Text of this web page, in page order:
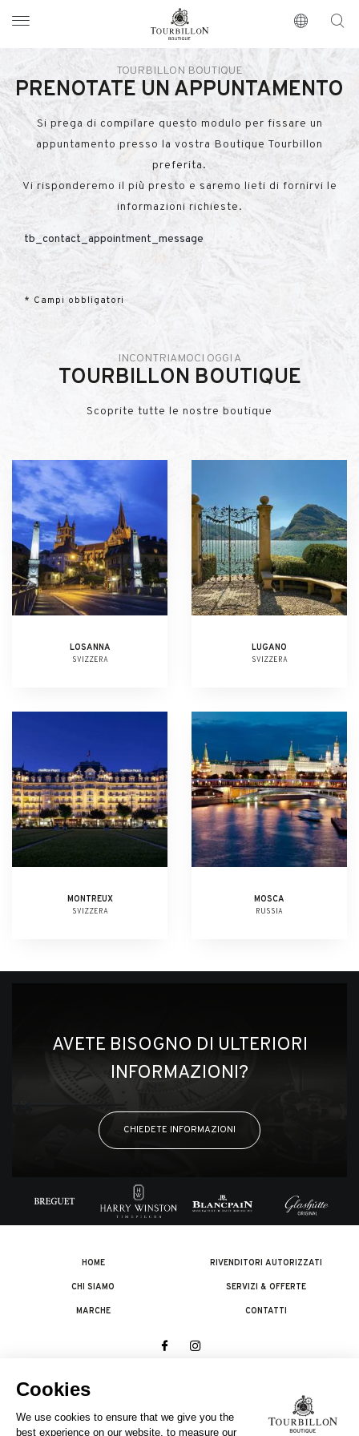
https://www.tourbillon.com/it
TOURBILLON BOUTIQUE
PRENOTATE UN APPUNTAMENTO
Si prega di compilare questo modulo per fissare un
appuntamento presso la vostra Boutique Tourbillon
preferita.
Vi risponderemo il più presto e saremo lieti di fornirvi le
informazioni richieste.
tb_contact_appointment_message
* Campi obbligatori
INCONTRIAMOCI OGGI A
TOURBILLON BOUTIQUE
Scoprite tutte le nostre boutique
LOSANNA
SVIZZERA
LUGANO
SVIZZERA
MONTREUX
SVIZZERA
MOSCA
RUSSIA
AVETE BISOGNO DI ULTERIORI
INFORMAZIONI?
CHIEDETE INFORMAZIONI
HOME
CHI SIAMO
MARCHE
RIVENDITORI AUTORIZZATI
SERVIZI & OFFERTE
CONTATTI